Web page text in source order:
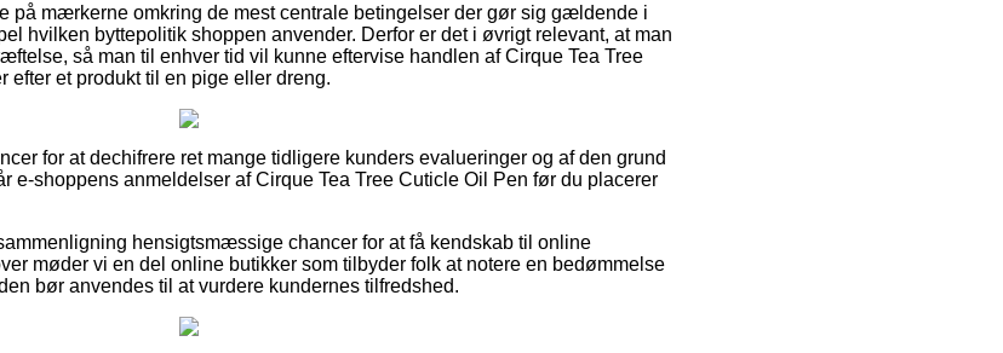
på mærkerne omkring de mest centrale betingelser der gør sig gældende i
hvilken byttepolitik shoppen anvender. Derfor er det i øvrigt relevant, at man
så man til enhver tid vil kunne eftervise handlen af Cirque Tea Tree
efter et produkt til en pige eller dreng.
for at dechifrere ret mange tidligere kunders evalueringer og af den grund
e-shoppens anmeldelser af Cirque Tea Tree Cuticle Oil Pen før du placerer
hensigtsmæssige chancer for at få kendskab til online
møder vi en del online butikker som tilbyder folk at notere en bedømmelse
bør anvendes til at vurdere kundernes tilfredshed.